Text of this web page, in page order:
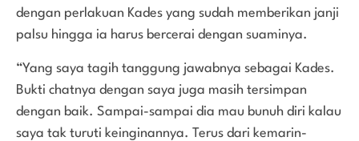
dengan perlakuan Kades yang sudah memberikan janji
palsu hingga ia harus bercerai dengan suaminya.
“Yang saya tagih tanggung jawabnya sebagai Kades.
Bukti chatnya dengan saya juga masih tersimpan
dengan baik. Sampai-sampai dia mau bunuh diri kalau
saya tak turuti keinginannya. Terus dari kemarin-